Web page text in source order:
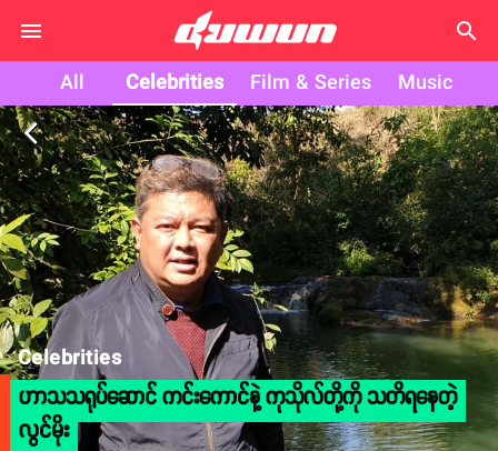
search
All Celebrities Film & Series Music
arrow_back_ios
Celebrities
ဟာသသရုပ်ဆောင် ကင်းကောင်နဲ့ ကုသိုလ်တို့ကို သတိရနေတဲ့
လွင်မိုး